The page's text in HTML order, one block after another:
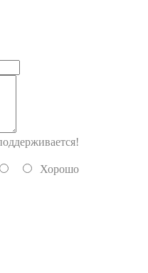
Хорошо